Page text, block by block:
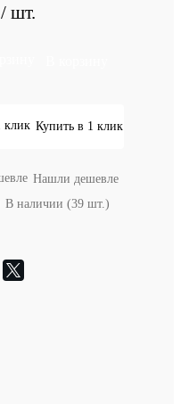
/ шт.
Купить в 1 клик
Нашли дешевле
В наличии (39 шт.)